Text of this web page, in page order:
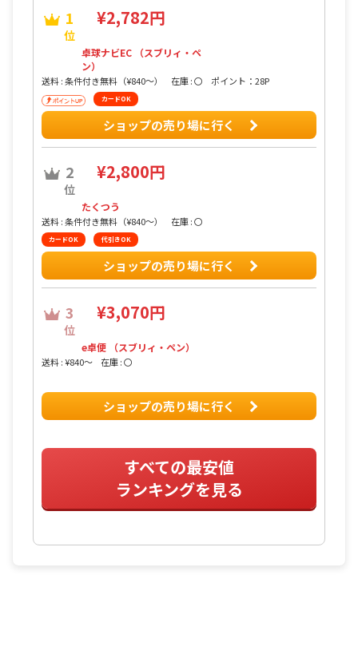
1
位
¥2,782円
卓球ナビEC （スブリィ・ペ
ン）
送料 : 条件付き無料（¥840〜） 在庫 : 〇 ポイント：28P
カードOK
ショップの売り場に行く
2
位
¥2,800円
たくつう
送料 : 条件付き無料（¥840〜） 在庫 : 〇
カードOK 代引きOK
ショップの売り場に行く
3
位
¥3,070円
e卓便 （スブリィ・ペン）
送料 : ¥840〜 在庫 : 〇
ショップの売り場に行く
すべての最安値
ランキングを見る